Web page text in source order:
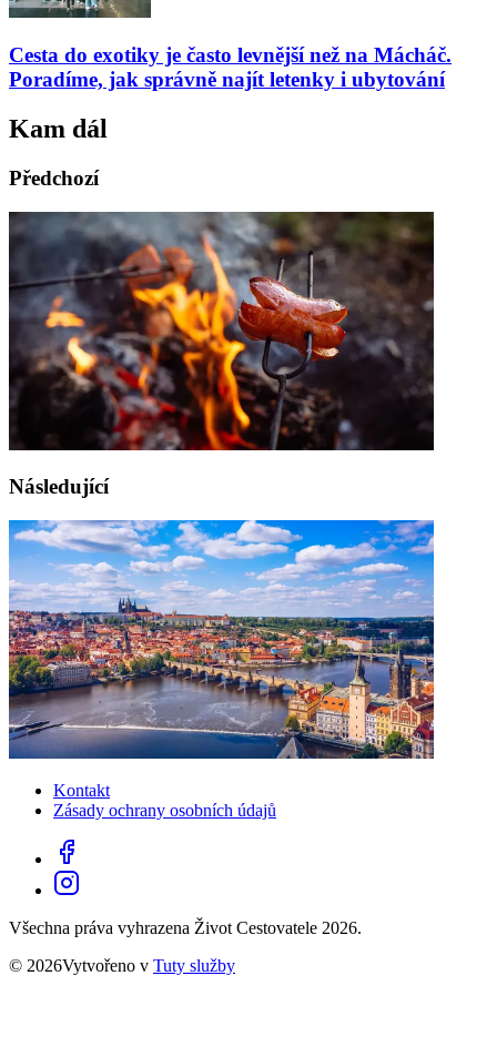
Cesta do exotiky je často levnější než na Mácháč.
Poradíme, jak správně najít letenky i ubytování
Kam dál
Předchozí
Následující
Kontakt
Zásady ochrany osobních údajů
Všechna práva vyhrazena Život Cestovatele 2026.
© 2026Vytvořeno v Tuty služby